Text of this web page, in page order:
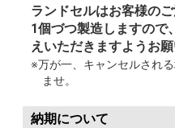
ランドセルはお客様の
1個づつ製造しますので
えいただきますようお願
※万が一、キャンセルされ
ませ。
納期について